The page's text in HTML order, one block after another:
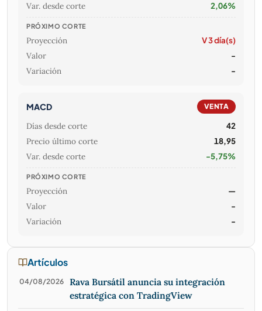
Var. desde corte 2,06%
PRÓXIMO CORTE
Proyección V 3 día(s)
Valor -
Variación -
MACD VENTA
Días desde corte 42
Precio último corte 18,95
Var. desde corte -5,75%
PRÓXIMO CORTE
Proyección —
Valor -
Variación -
Artículos
04/08/2026
Rava Bursátil anuncia su integración
estratégica con TradingView